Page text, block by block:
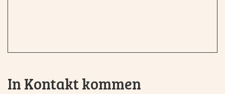
In Kontakt kommen